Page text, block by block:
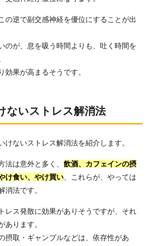
の逆で副交感神経を優位にすることが出
のが、息を吸う時間よりも、吐く時間を
効果が高まるそうです。
ないストレス解消法
けないストレス解消法を紹介します。
法は意外と多く、 飲酒、カフェインの摂
け食い、やけ買い 、これらが、やっては
消法です。
レス発散に効果がありそうですが、それ
あります。
摂取・ギャンブルなどは、依存性があ